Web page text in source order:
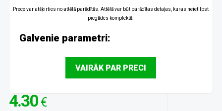
Prece var atšķirties no attēlā parādītās. Attēlā var būt parādītas detaļas, kuras neietilpst
piegādes komplektā.
Galvenie parametri:
VAIRĀK PAR PRECI
4.30 €